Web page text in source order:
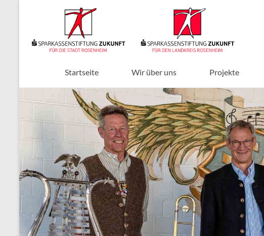
Sparkassenstiftungen
Zukunft
Rosenheim
Startseite Wir über uns Projekte